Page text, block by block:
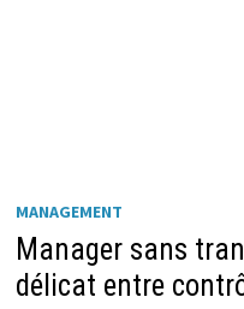
MANAGEMENT
Manager sans
délicat entre